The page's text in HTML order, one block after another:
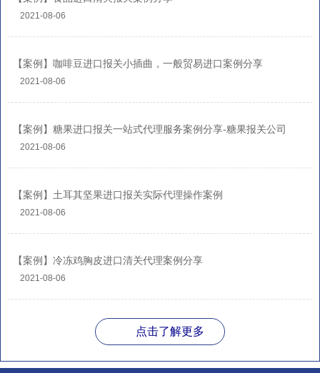
2021-08-06
【案例】咖啡豆进口报关小插曲，一般贸易进口案例分享
2021-08-06
【案例】糖果进口报关一站式代理服务案例分享-糖果报关公司
2021-08-06
【案例】土耳其坚果进口报关实际代理操作案例
2021-08-06
【案例】冷冻鸡胸皮进口清关代理案例分享
2021-08-06
点击了解更多